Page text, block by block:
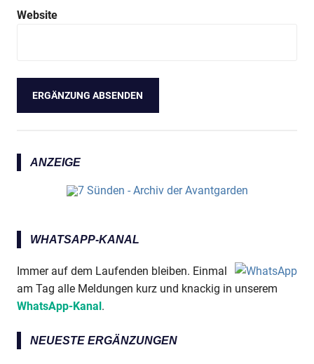
Website
ANZEIGE
WHATSAPP-KANAL
Immer auf dem Laufenden bleiben. Einmal
am Tag alle Meldungen kurz und knackig in unserem
WhatsApp-Kanal.
NEUESTE ERGÄNZUNGEN